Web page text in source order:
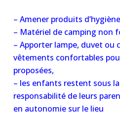
– Amener produits
– Matériel de camping non
– Apporter lampe, duvet ou
vêtements confortables
proposées,
– les enfants restent sous
responsabilité de leurs
en autonomie sur le lieu